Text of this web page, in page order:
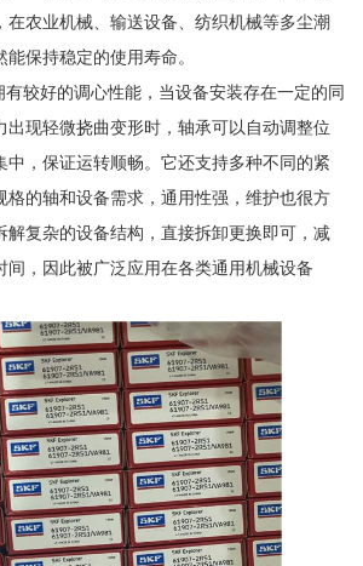
在农业机械、输送设备、纺织机械等多尘潮
保持稳定的使用寿命。
有较好的调心性能，当设备安装存在一定的同
出现轻微挠曲变形时，轴承可以自动调整位
中，保证运转顺畅。它还支持多种不同的紧
格的轴和设备需求，通用性强，维护也很方
解复杂的设备结构，直接拆卸更换即可，减
间，因此被广泛应用在各类通用机械设备